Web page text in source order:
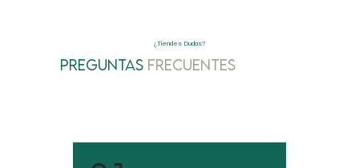
¿Tiendes Dudas?
Preguntas Frecuentes